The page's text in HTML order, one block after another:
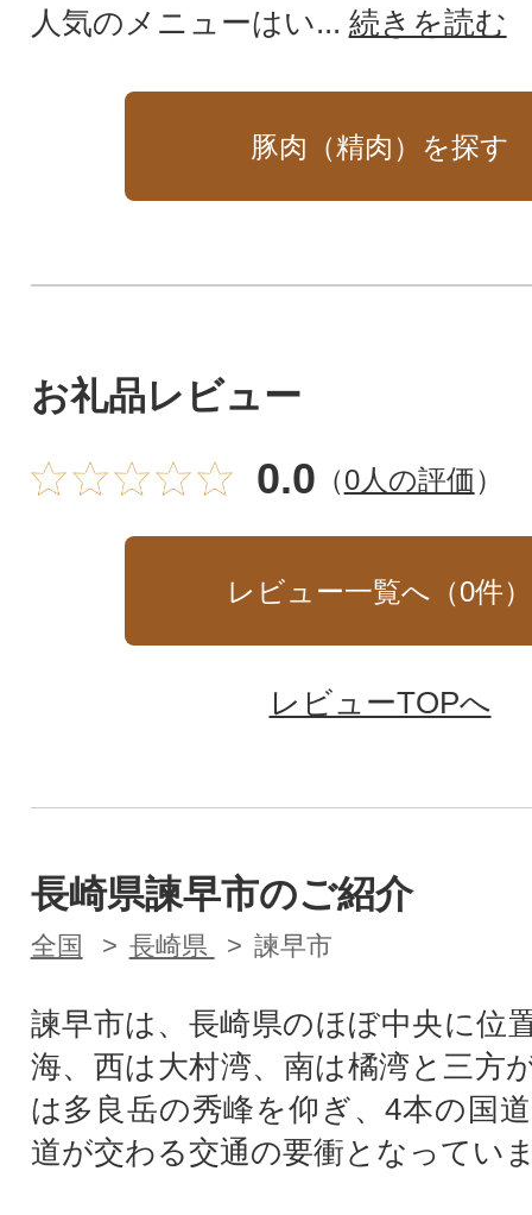
人気のメニューはい... 続きを読む
豚肉（精肉）を探す
お礼品レビュー
0.0 （0人の評価）
レビュー一覧へ（0件）
レビューTOPへ
長崎県諫早市のご紹介
全国 長崎県 諫早市
諫早市は、長崎県のほぼ中央に位
海、西は大村湾、南は橘湾と三方
は多良岳の秀峰を仰ぎ、4本の国
道が交わる交通の要衝となってい